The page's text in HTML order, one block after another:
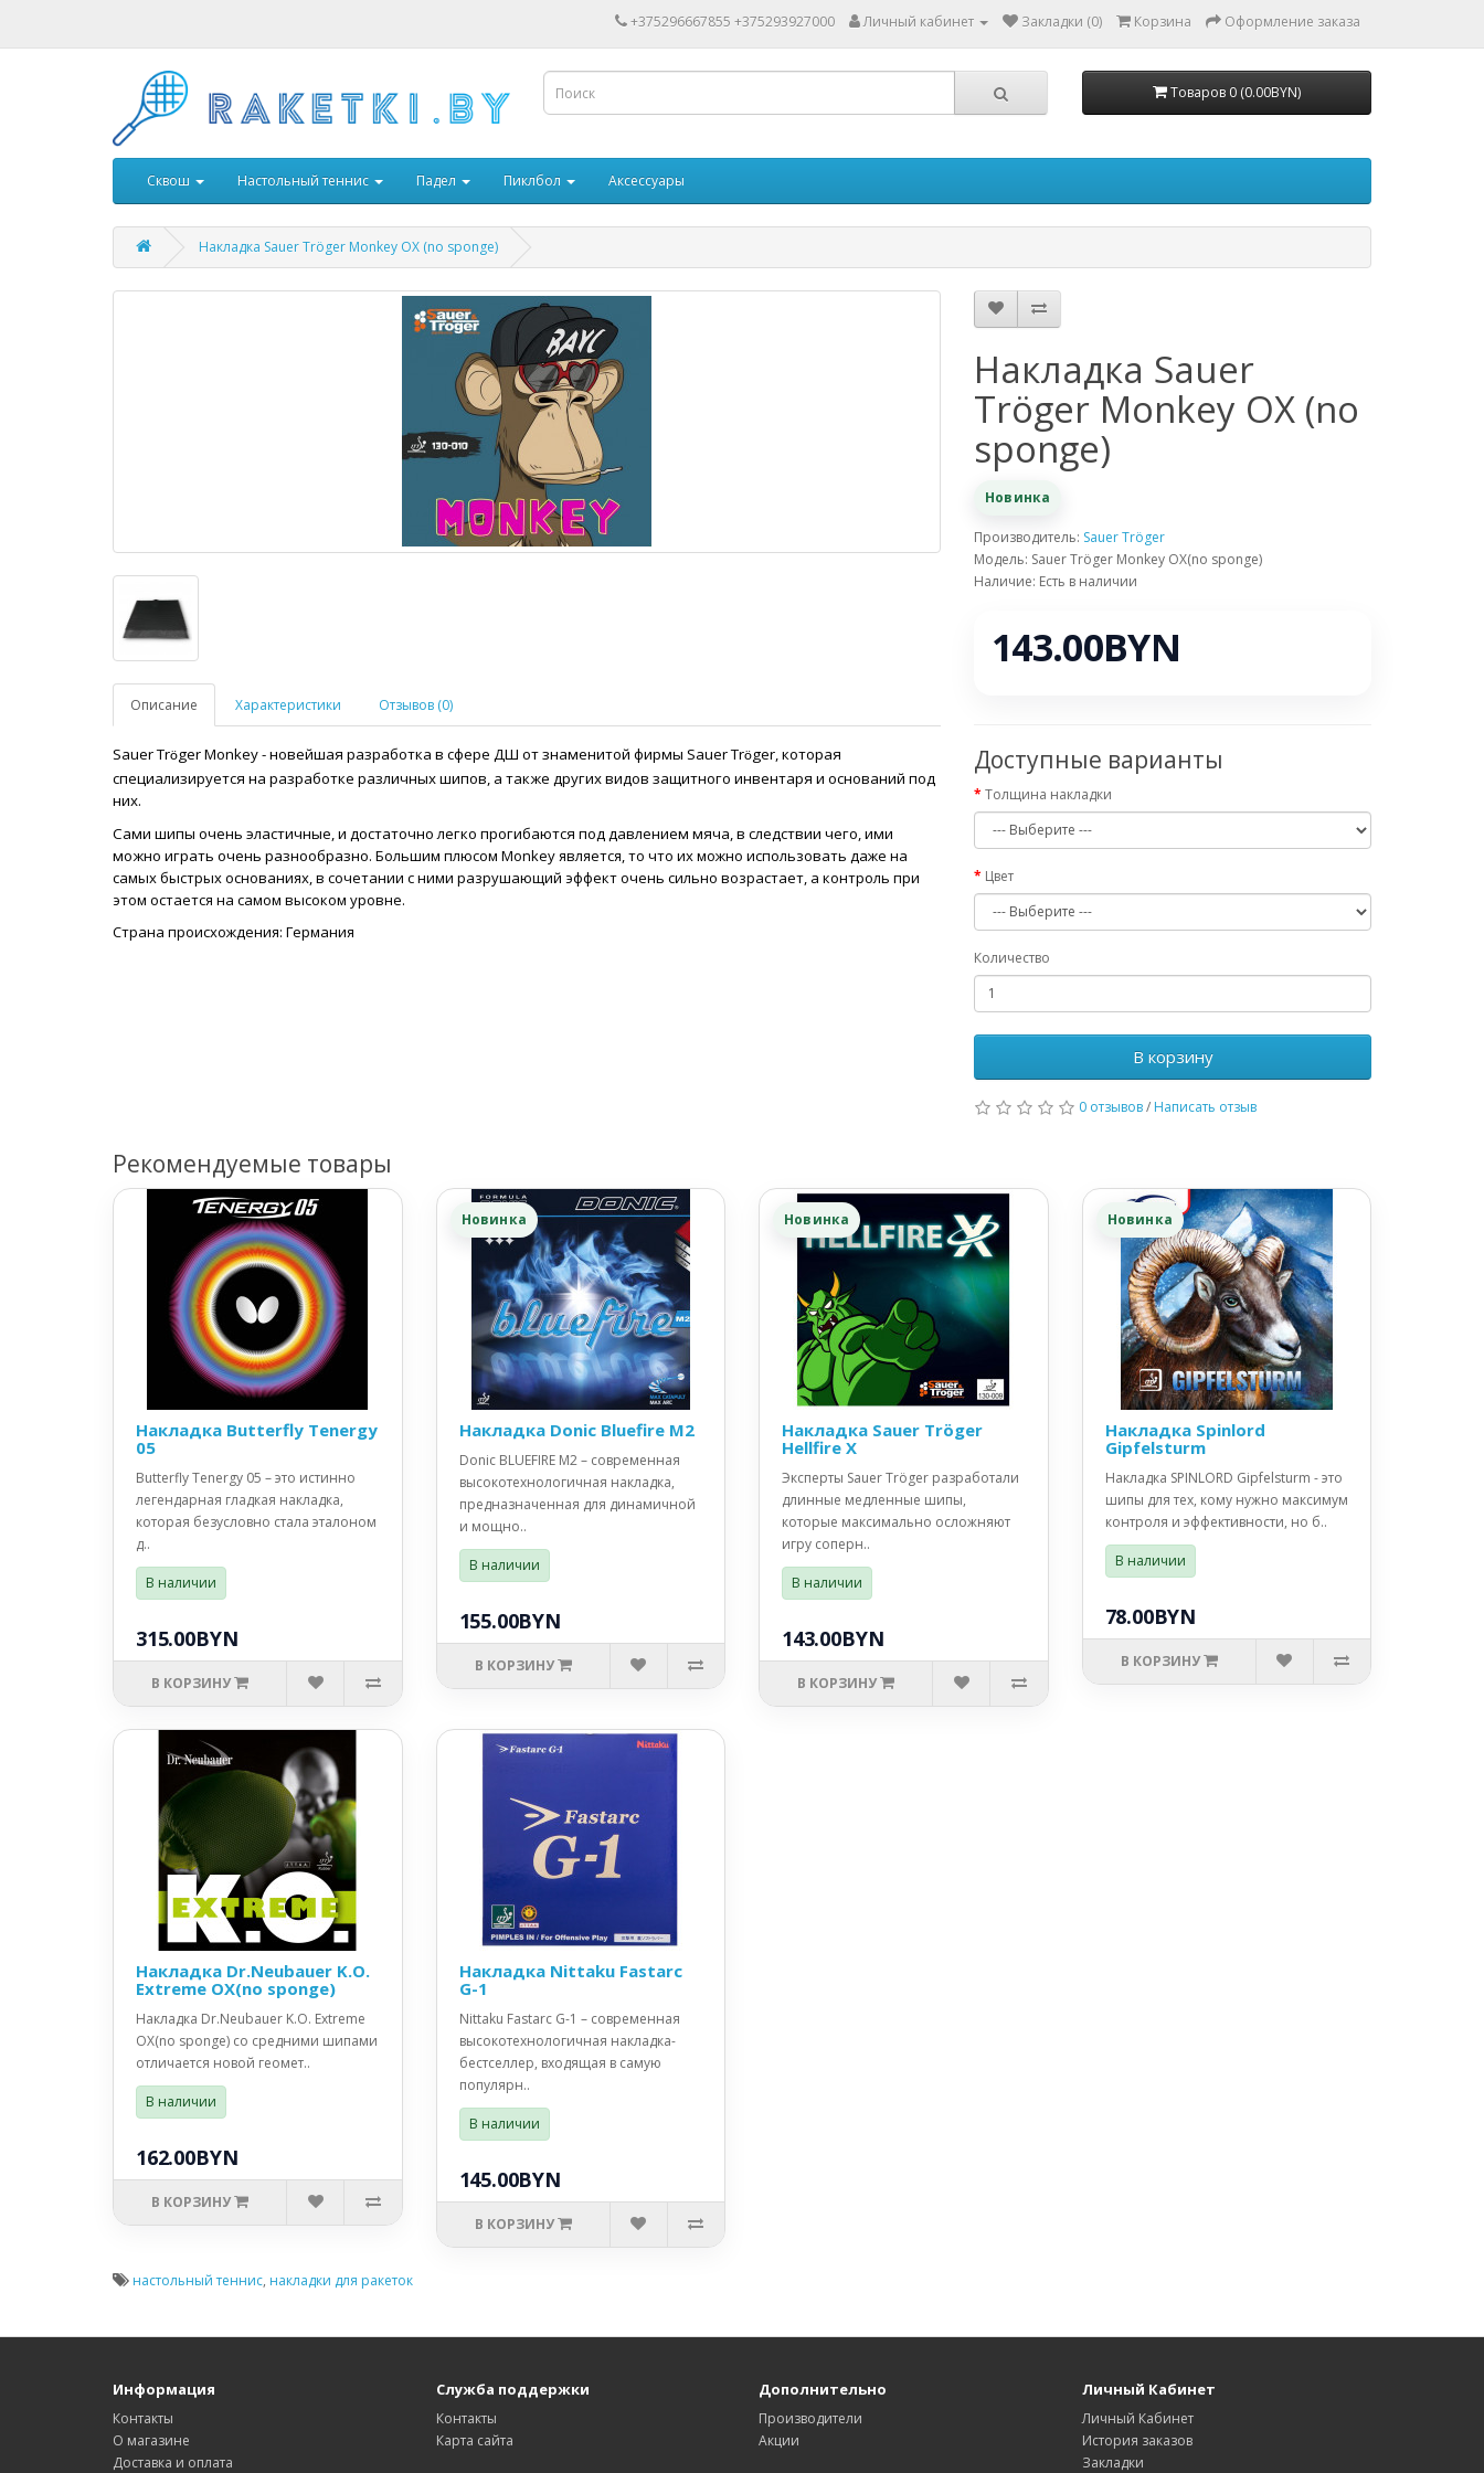
+375296667855 +375293927000 Личный кабинет Закладки (0) Корзина Оформление заказа
Товаров 0 (0.00BYN)
Сквош Настольный теннис Падел Пиклбол Аксессуары
Накладка Sauer Tröger Monkey OX (no sponge)
Описание Характеристики Отзывов (0)
Sauer Tröger Monkey - новейшая разработка в сфере ДШ от знаменитой фирмы Sauer Tröger, которая
специализируется на разработке различных шипов, а также других видов защитного инвентаря и оснований под
них.
Сами шипы очень эластичные, и достаточно легко прогибаются под давлением мяча, в следствии чего, ими
можно играть очень разнообразно. Большим плюсом Monkey является, то что их можно использовать даже на
самых быстрых основаниях, в сочетании с ними разрушающий эффект очень сильно возрастает, а контроль при
этом остается на самом высоком уровне.
Страна происхождения: Германия
Накладка Sauer
Tröger Monkey OX (no
sponge)
Новинка
Производитель: Sauer Tröger
Модель: Sauer Tröger Monkey OX(no sponge)
Наличие: Есть в наличии
143.00BYN
Доступные варианты
Толщина накладки
Цвет
Количество
В корзину
0 отзывов/ Написать отзыв
Рекомендуемые товары
Накладка Butterfly Tenergy
05
Butterfly Tenergy 05 – это истинно
легендарная гладкая накладка,
которая безусловно стала эталоном
д..
В наличии
315.00BYN
В КОРЗИНУ
Новинка
Накладка Donic Bluefire M2
Donic BLUEFIRE M2 – современная
высокотехнологичная накладка,
предназначенная для динамичной
и мощно..
В наличии
155.00BYN
В КОРЗИНУ
Новинка
Накладка Sauer Tröger
Hellfire X
Эксперты Sauer Tröger разработали
длинные медленные шипы,
которые максимально осложняют
игру соперн..
В наличии
143.00BYN
В КОРЗИНУ
Новинка
Накладка Spinlord
Gipfelsturm
Накладка SPINLORD Gipfelsturm - это
шипы для тех, кому нужно максимум
контроля и эффективности, но б..
В наличии
78.00BYN
В КОРЗИНУ
Накладка Dr.Neubauer K.O.
Extreme OX(no sponge)
Накладка Dr.Neubauer K.O. Extreme
OX(no sponge) со средними шипами
отличается новой геомет..
В наличии
162.00BYN
В КОРЗИНУ
Накладка Nittaku Fastarc
G-1
Nittaku Fastarc G-1 – современная
высокотехнологичная накладка-
бестселлер, входящая в самую
популярн..
В наличии
145.00BYN
В КОРЗИНУ
настольный теннис, накладки для ракеток
Информация
Контакты
О магазине
Доставка и оплата
Служба поддержки
Контакты
Карта сайта
Дополнительно
Производители
Акции
Личный Кабинет
Личный Кабинет
История заказов
Закладки